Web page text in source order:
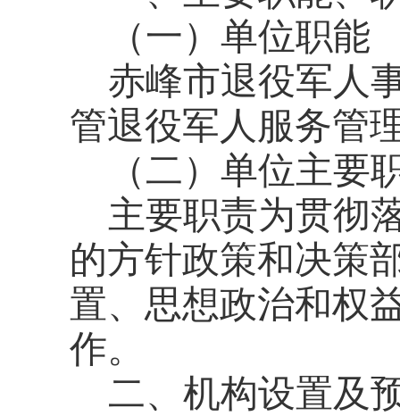
（一）单位职能
赤峰市退役军人
管退役军人服务管
（二）单位主要
主要职责为贯彻
的方针政策和决策
置、思想政治和权
作。
二、机构设置及